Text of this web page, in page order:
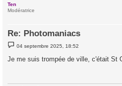
Ten
Modératrice
Re: Photomaniacs
M
e
s
04 septembre 2025, 18:52
Je me suis trompée de ville, c'était St